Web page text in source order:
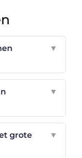
▼
▼
grote
▼